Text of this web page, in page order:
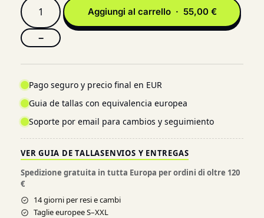
−
Aggiungi al carrello · 55,00 €
Pago seguro y precio final en EUR
Guia de tallas con equivalencia europea
Soporte por email para cambios y seguimiento
VER GUIA DE TALLASENVIOS Y ENTREGAS
Spedizione gratuita in tutta Europa per ordini di oltre 120
€
14 giorni per resi e cambi
Taglie europee S–XXL